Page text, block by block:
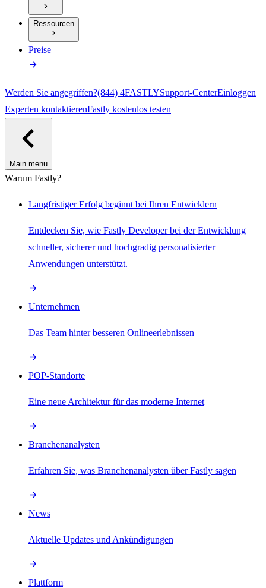
Ressourcen
Preise
Werden Sie angegriffen?(844) 4FASTLYSupport-CenterEinloggen
Experten kontaktierenFastly kostenlos testen
Main menu
Warum Fastly?
Langfristiger Erfolg beginnt bei Ihren Entwicklern
Entdecken Sie, wie Fastly Developer bei der Entwicklung
schneller, sicherer und hochgradig personalisierter
Anwendungen unterstützt.
Unternehmen
Das Team hinter besseren Onlineerlebnissen
POP-Standorte
Eine neue Architektur für das moderne Internet
Branchenanalysten
Erfahren Sie, was Branchenanalysten über Fastly sagen
News
Aktuelle Updates und Ankündigungen
Plattform